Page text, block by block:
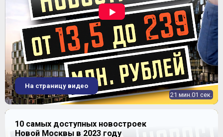
Уточняется
ЖК "Опалиха О3"
21 мин.01 сек.
На страницу видео
10 самых доступных новостроек
Новой Москвы в 2023 году